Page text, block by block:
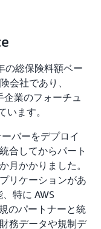
の総保険料額ベー
会社であり、
業のフォーチュ
います。
バーをデプロイ
合してからパート
月かかりました。
リケーションがあ
特に AWS
のパートナーと統
務データや規制デ